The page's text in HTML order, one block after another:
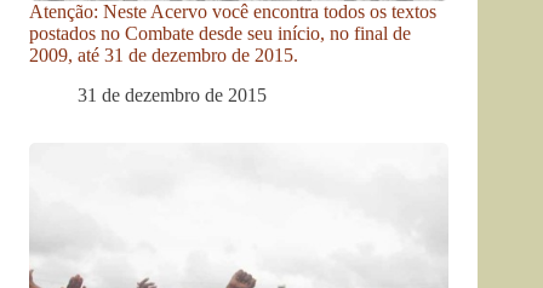
Atenção: Neste Acervo você encontra todos os textos
postados no Combate desde seu início, no final de
2009, até 31 de dezembro de 2015.
31 de dezembro de 2015